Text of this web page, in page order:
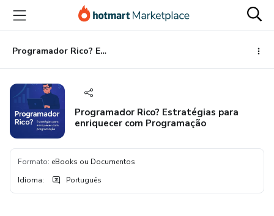
para
conteúdo
principal
para
pagamento
para
rodapé
Programador Rico? Estratégias para enriquecer com Programação
Programador Rico? Estratégias para
enriquecer com Programação
Formato: eBooks ou Documentos
Idioma: Português